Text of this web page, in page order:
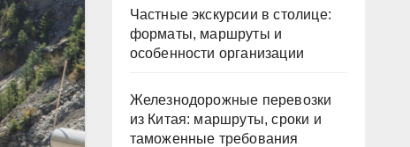
Частные экскурсии в столице:
форматы, маршруты и
особенности организации
Железнодорожные перевозки
из Китая: маршруты, сроки и
таможенные требования